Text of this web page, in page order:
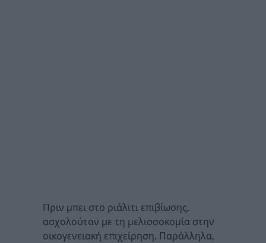
Πριν μπει στο ριάλιτι επιβίωσης,
ασχολούταν με τη μελισσοκομία στην
οικογενειακή επιχείρηση. Παράλληλα,